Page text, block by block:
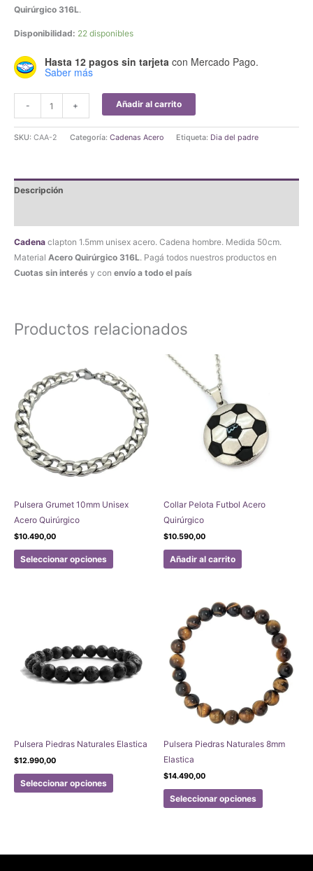
Quirúrgico 316L.
Disponibilidad: 22 disponibles
Hasta 12 pagos sin tarjeta con Mercado Pago.
Saber más
-
Clapton
1.5mm
Quirúrgico
cantidad
+ Añadir al carrito
SKU: CAA-2 Categoría: Cadenas Acero Etiqueta: Dia del padre
Descripción
Cadena clapton 1.5mm unisex acero. Cadena hombre. Medida 50cm.
Material Acero Quirúrgico 316L. Pagá todos nuestros productos en
Cuotas sin interés y con envío a todo el país
Productos relacionados
Pulsera Grumet 10mm Unisex
Acero Quirúrgico
$10.490,00
Seleccionar opciones
Este
producto
opciones
se
pueden
Collar Pelota Futbol Acero
Quirúrgico
$10.590,00
Añadir al carrito
Pulsera Piedras Naturales Elastica
$12.990,00
Seleccionar opciones
Este
producto
Las
Pulsera Piedras Naturales 8mm
Elastica
$14.490,00
Seleccionar opciones
Este
producto
variantes.